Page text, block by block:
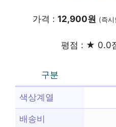
가격 : 12,900원 (즉시
평점 : ★ 0.0
구분
색상계열
배송비